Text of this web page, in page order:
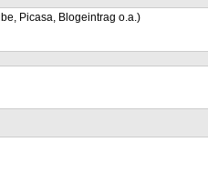
Picasa, Blogeintrag o.a.)